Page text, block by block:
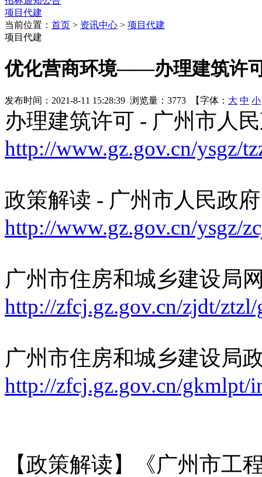
项目代建
当前位置： 首页 > 资讯中心 > 项目代建
项目代建
优化营商环境——办理建筑许
发布时间：2021-8-11 15:28:39 浏览量：3773 【字体： 大 中 小
办理建筑许可 - 广州市人
http://www.gz.gov.cn/ysgz/
政策解读 - 广州市人民政
http://www.gz.gov.cn/ysgz/
广州市住房和城乡建设局
http://zfcj.gz.gov.cn/zjdt/
广州市住房和城乡建设局
http://zfcj.gz.gov.cn/gkmlpt/
【政策解读】《广州市工